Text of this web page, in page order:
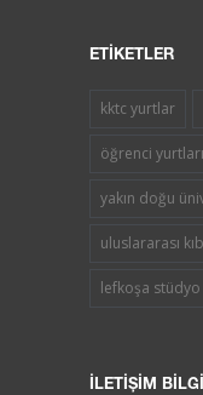
ETIKETLER
kktc yurtlar
öğrenci yurtları
yakın doğu
uluslararası
lefkoşa
İLETIŞIM